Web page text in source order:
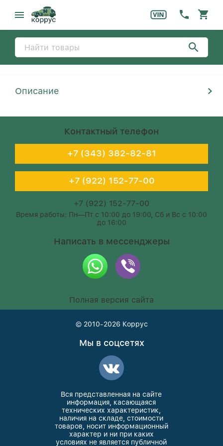
Описание
Контактный телефон
+7 (343) 382-82-81
+7 (922) 152-77-00
+7 (922) 152-77-00
Время работы: Пн—Пт с 10:00 до 19:00, Сб и Вс с 10:00
до 16:00
Написать в мессенджеры
Полная версия сайта
© 2010-2026 Коррус
Мы в соцсетях
Вся представленная на сайте
информация, касающаяся
технических характеристик,
наличия на складе, стоимости
товаров, носит информационный
характер и ни при каких
условиях не является публичной